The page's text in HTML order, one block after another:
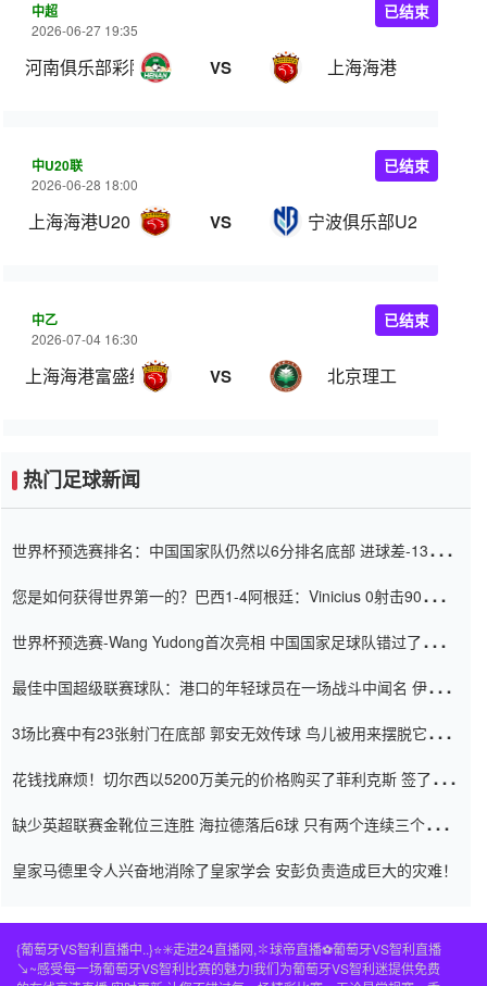
中超
2026-06-27 19:35
河南俱乐部彩陶坊 VS 上海海港
已结束
中U20联
2026-06-28 18:00
上海海港U20 VS 宁波俱乐部U20
已结束
中乙
2026-07-04 16:30
上海海港富盛经开 VS 北京理工
已结束
热门足球新闻
世界杯预选赛排名：中国国家队仍然以6分排名底部 进球差-13令人
您是如何获得世界第一的？巴西1-4阿根廷：Vinicius 0射击90分钟
世界杯预选赛-Wang Yudong首次亮相 中国国家足球队错过了世界
最佳中国超级联赛球队：港口的年轻球员在一场战斗中闻名 伊万放
3场比赛中有23张射门在底部 郭安无效传球 鸟儿被用来摆脱它
花钱找麻烦！切尔西以5200万美元的价格购买了菲利克斯 签了7年
缺少英超联赛金靴位三连胜 海拉德落后6球 只有两个连续三个连续
皇家马德里令人兴奋地消除了皇家学会 安彭负责造成巨大的灾难！
{葡萄牙VS智利直播中..}⭐️✳️走进24直播网,✽球帝直播⚽️葡萄牙VS智利直播
↘~感受每一场葡萄牙VS智利比赛的魅力!我们为葡萄牙VS智利迷提供免费